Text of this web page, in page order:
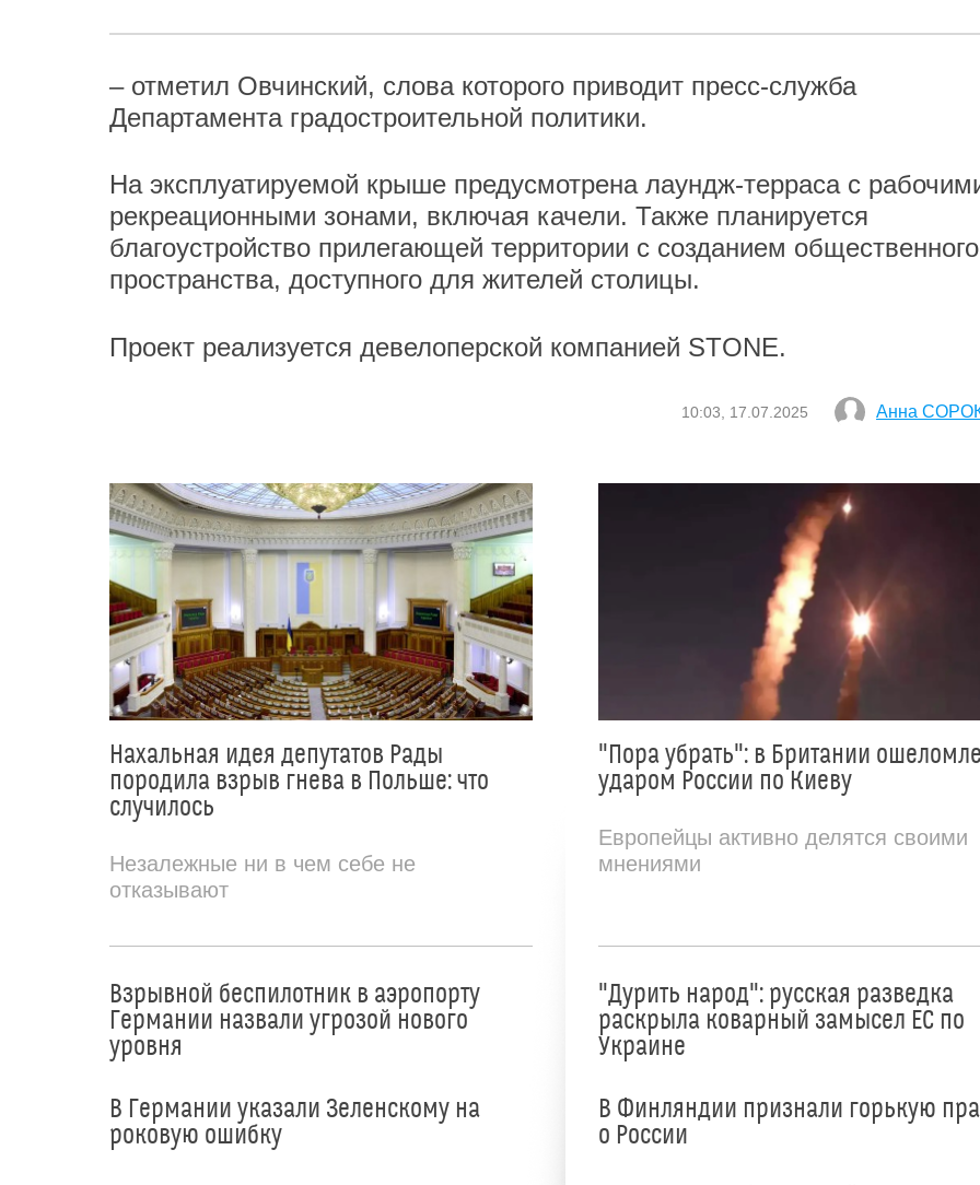
– отметил Овчинский, слова которого приводит пресс-служба
Департамента градостроительной политики.
На эксплуатируемой крыше предусмотрена лаундж-терраса с
рекреационными зонами, включая качели. Также планируется
благоустройство прилегающей территории с созданием общественного
пространства, доступного для жителей столицы.
Проект реализуется девелоперской компанией STONE.
10:03, 17.07.2025 Анна
Нахальная идея депутатов Рады
породила взрыв гнева в Польше: что
случилось
Незалежные ни в чем себе не
отказывают
Взрывной беспилотник в аэропорту
Германии назвали угрозой нового
уровня
В Германии указали Зеленскому на
роковую ошибку
"Пора убрать": в Британии
ударом России по Киеву
Европейцы активно делятся своими
мнениями
"Дурить народ": русская разведка
раскрыла коварный замысел ЕС по
Украине
В Финляндии признали горькую
о России